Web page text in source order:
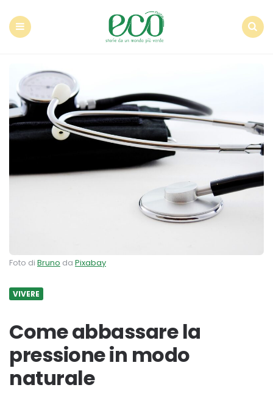
Foto di Bruno da Pixabay
VIVERE
Come abbassare la
pressione in modo
naturale